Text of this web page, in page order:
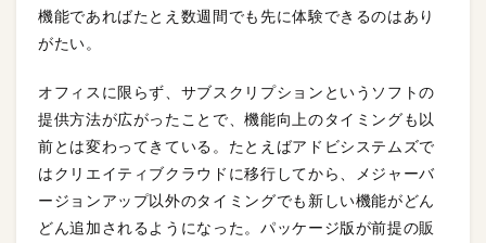
機能であればたとえ数週間でも先に体験できるのはあり
がたい。
オフィスに限らず、サブスクリプションというソフトの
提供方法が広がったことで、機能向上のタイミングも以
前とは変わってきている。たとえばアドビシステムズで
はクリエイティブクラウドに移行してから、メジャーバ
ージョンアップ以外のタイミングでも新しい機能がどん
どん追加されるようになった。パッケージ版が前提の販